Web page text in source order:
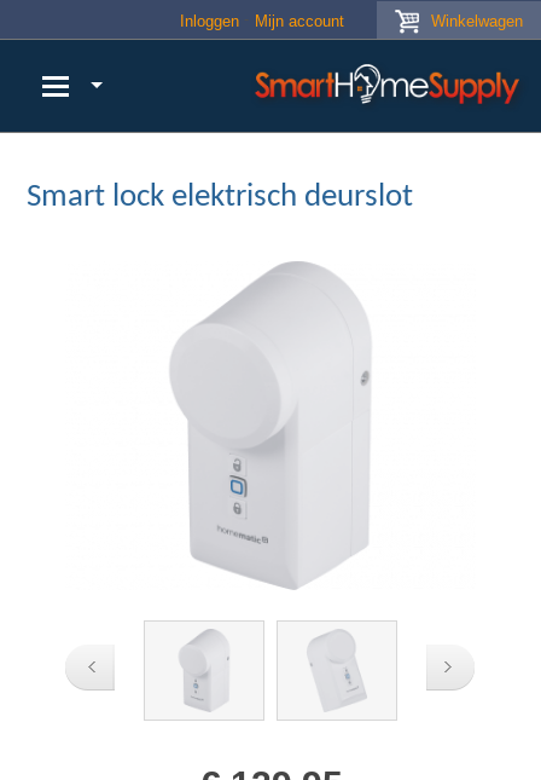
Winkelwagen
Inloggen Mijn account
Smart lock elektrisch deurslot